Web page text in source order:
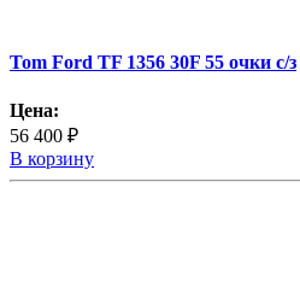
Tom Ford TF 1356 30F 55 очки с/з
Цена:
56 400 ₽
В корзину